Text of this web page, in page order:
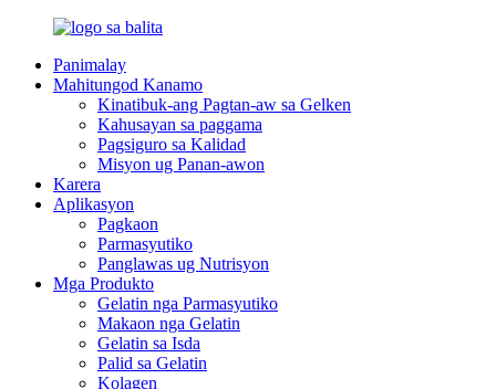
Panimalay
Mahitungod Kanamo
Kinatibuk-ang Pagtan-aw sa Gelken
Kahusayan sa paggama
Pagsiguro sa Kalidad
Misyon ug Panan-awon
Karera
Aplikasyon
Pagkaon
Parmasyutiko
Panglawas ug Nutrisyon
Mga Produkto
Gelatin nga Parmasyutiko
Makaon nga Gelatin
Gelatin sa Isda
Palid sa Gelatin
Kolagen